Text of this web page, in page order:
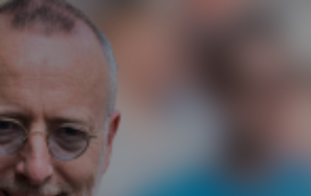
Spring
Spring